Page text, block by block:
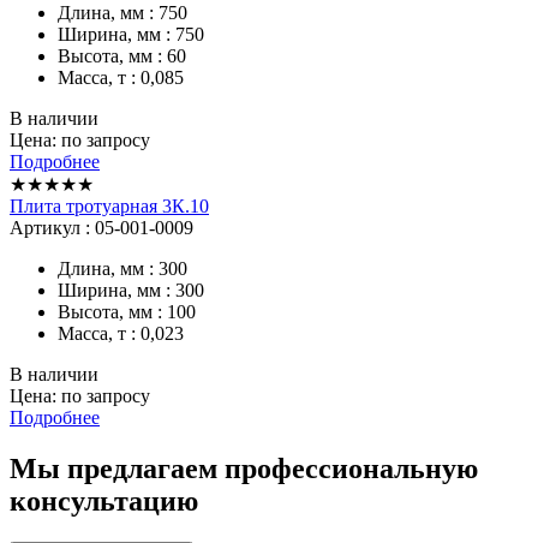
Длина, мм : 750
Ширина, мм : 750
Высота, мм : 60
Масса, т : 0,085
В наличии
Цена: по запросу
Подробнее
★★★★★
Плита тротуарная 3К.10
Артикул : 05-001-0009
Длина, мм : 300
Ширина, мм : 300
Высота, мм : 100
Масса, т : 0,023
В наличии
Цена: по запросу
Подробнее
Мы предлагаем профессиональную
консультацию